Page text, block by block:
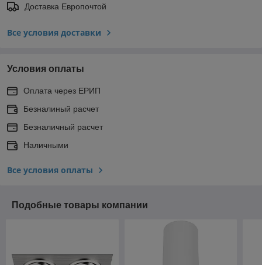
Доставка Европочтой
Все условия доставки
Условия оплаты
Оплата через ЕРИП
Безналиный расчет
Безналичный расчет
Наличными
Все условия оплаты
Подобные товары компании